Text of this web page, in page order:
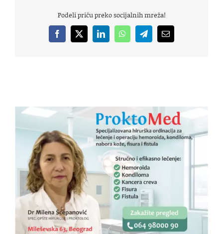
Podeli priču preko socijalnih mreža!
Facebook
X LinkedInWhatsAppTelegramEmail